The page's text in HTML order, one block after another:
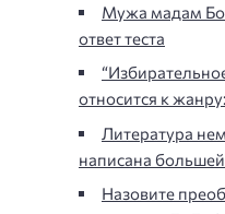
Мужа мадам
ответ теста
относится к
Литература
написана
Назовите